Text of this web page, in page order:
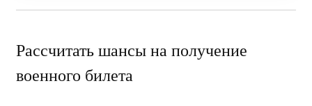
Рассчитать шансы на получение
военного билета